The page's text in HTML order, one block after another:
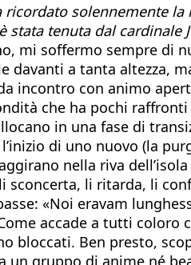
ricordato solennemente
stata tenuta dal
mi soffermo sempre di
davanti a tanta altezza,
incontro con animo
che ha pochi
in una fase di
di uno nuovo (la
nella riva
sconcerta, li ritarda, li
«Noi eravam
accade a tutti coloro
bloccati. Ben presto,
un gruppo di anime né